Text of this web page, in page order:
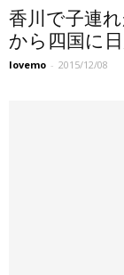
香川で子連
から四国に
lovemo - 2015/12/08